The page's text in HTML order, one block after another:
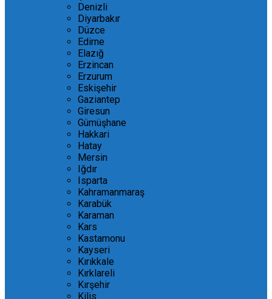
Denizli
Diyarbakır
Düzce
Edirne
Elazığ
Erzincan
Erzurum
Eskişehir
Gaziantep
Giresun
Gümüşhane
Hakkari
Hatay
Mersin
Iğdır
Isparta
Kahramanmaraş
Karabük
Karaman
Kars
Kastamonu
Kayseri
Kırıkkale
Kırklareli
Kırşehir
Kilis